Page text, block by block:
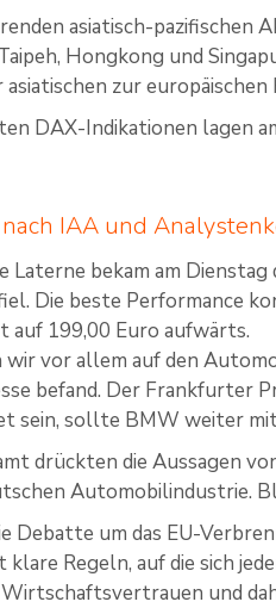
asiatisch-pazifischen
Hongkong und
asiatischen zur
DAX-Indikationen lagen
IAA und
Laterne bekam am
Die beste Performance
auf 199,00 Euro aufwärts.
wir vor allem auf den
befand. Der Frankfurter
sein, sollte BMW weiter
drückten die Aussagen
Automobilindustrie.
Debatte um das EU-
klare Regeln, auf die sich
und